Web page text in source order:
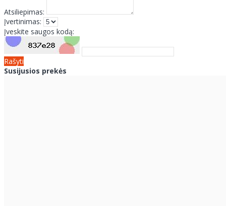
Atsiliepimas:
Įvertinimas:
Įveskite saugos kodą:
Rašyti
Susijusios prekės